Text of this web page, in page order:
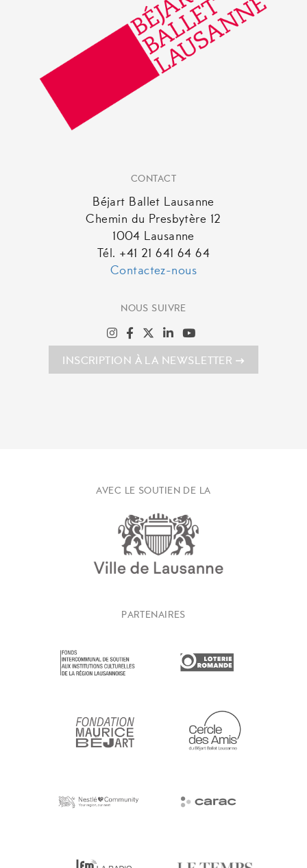
CONTACT
Béjart Ballet Lausanne
Chemin du Presbytère 12
1004 Lausanne
Tél. +41 21 641 64 64
Contactez-nous
NOUS SUIVRE
INSCRIPTION À LA NEWSLETTER
AVEC LE SOUTIEN DE LA
PARTENAIRES